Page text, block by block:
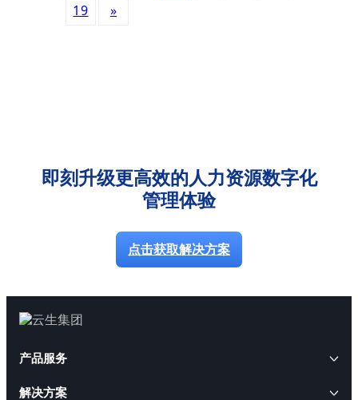
19
»
即刻升级更高效的人力资源数字化
管理体验
点击获取解决方案
产品服务
AI+人事
解决方案